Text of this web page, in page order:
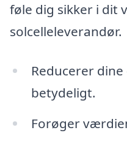
føle dig sikker i dit
solcelleleverandør.
Reducerer
betydeligt.
Forøger